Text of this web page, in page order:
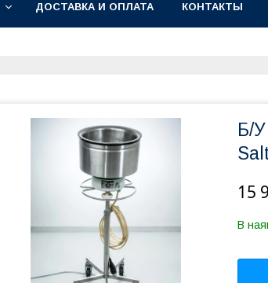
ДОСТАВКА И ОПЛАТА КОНТАКТЫ
Б/У
15
В